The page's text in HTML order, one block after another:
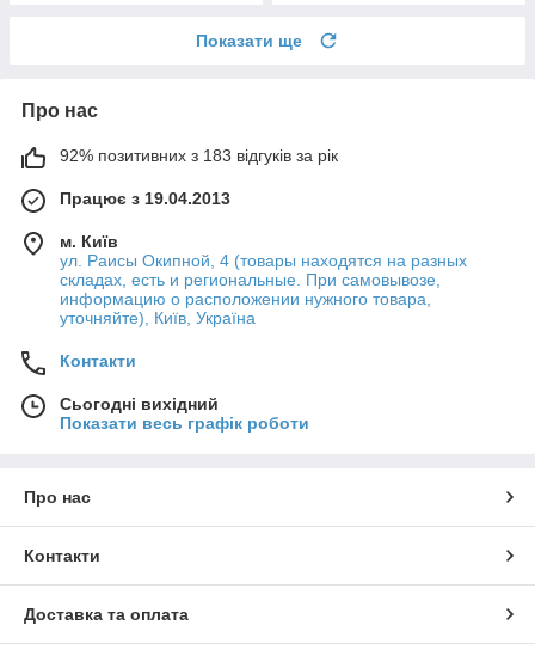
Показати ще
Про нас
92% позитивних з 183 відгуків за рік
Працює з 19.04.2013
м. Київ
ул. Раисы Окипной, 4 (товары находятся на разных
складах, есть и региональные. При самовывозе,
информацию о расположении нужного товара,
уточняйте), Київ, Україна
Контакти
Сьогодні вихідний
Показати весь графік роботи
Про нас
Контакти
Доставка та оплата